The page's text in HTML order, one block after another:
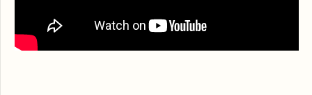
FAKnet |
faknet.org.br